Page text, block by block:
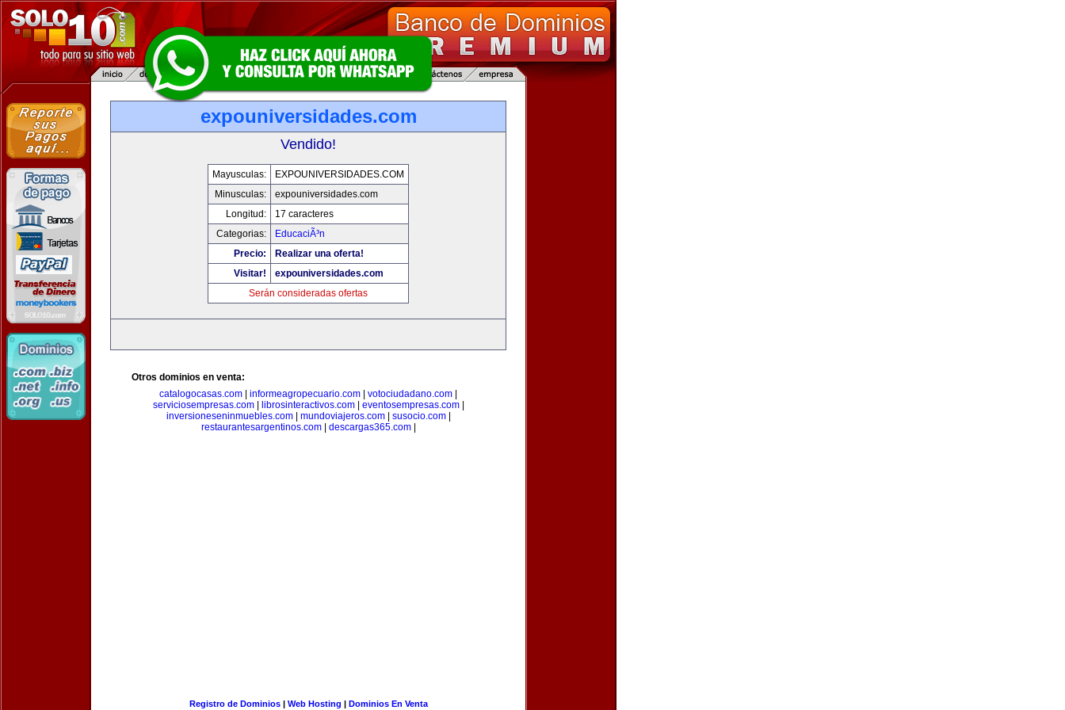
expouniversidades.com
Vendido!
Mayusculas:
EXPOUNIVERSIDADES.COM
Minusculas:
expouniversidades.com
Longitud:
17 caracteres
Categorias:
EducaciÃ³n
Precio:
Realizar una oferta!
Visitar!
expouniversidades.com
Serán consideradas ofertas
Otros dominios en venta:
catalogocasas.com
informeagropecuario.com votociudadano.com
serviciosempresas.com| librosinteractivos.com| eventosempresas.com|
inversioneseninmuebles.com| mundoviajeros.com| susocio.com|
restaurantesargentinos.com| descargas365.com|
Registro de Dominios| Web Hosting | Dominios En Venta